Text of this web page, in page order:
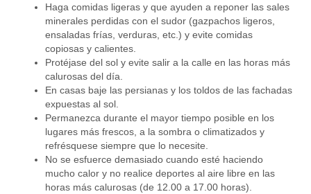
Haga comidas ligeras y que ayuden a reponer las sales
minerales perdidas con el sudor (gazpachos ligeros,
ensaladas frías, verduras, etc.) y evite comidas
copiosas y calientes.
Protéjase del sol y evite salir a la calle en las horas más
calurosas del día.
En casas baje las persianas y los toldos de las fachadas
expuestas al sol.
Permanezca durante el mayor tiempo posible en los
lugares más frescos, a la sombra o climatizados y
refrésquese siempre que lo necesite.
No se esfuerce demasiado cuando esté haciendo
mucho calor y no realice deportes al aire libre en las
horas más calurosas (de 12.00 a 17.00 horas).